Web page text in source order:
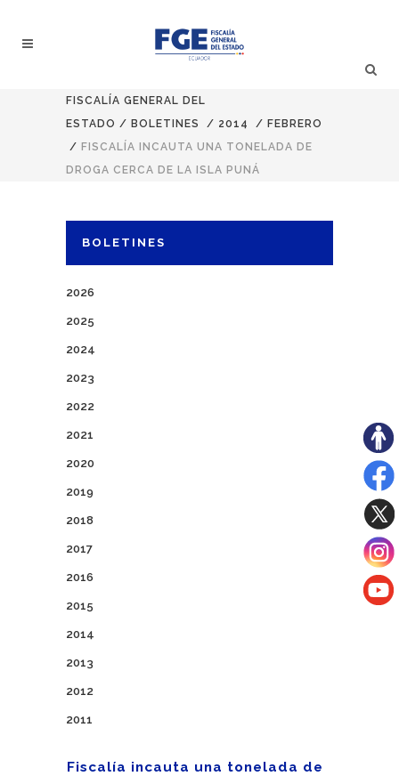
FISCALÍA GENERAL DEL
ESTADO / BOLETINES / 2014 / FEBRERO
/ FISCALÍA INCAUTA UNA TONELADA DE
DROGA CERCA DE LA ISLA PUNÁ
BOLETINES
2026
2025
2024
2023
2022
2021
2020
2019
2018
2017
2016
2015
2014
2013
2012
2011
Fiscalía incauta una tonelada de